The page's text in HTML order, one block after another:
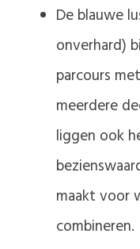
De blauwe
onverhard)
parcours
meerdere
liggen ook
maakt voor
combineren.